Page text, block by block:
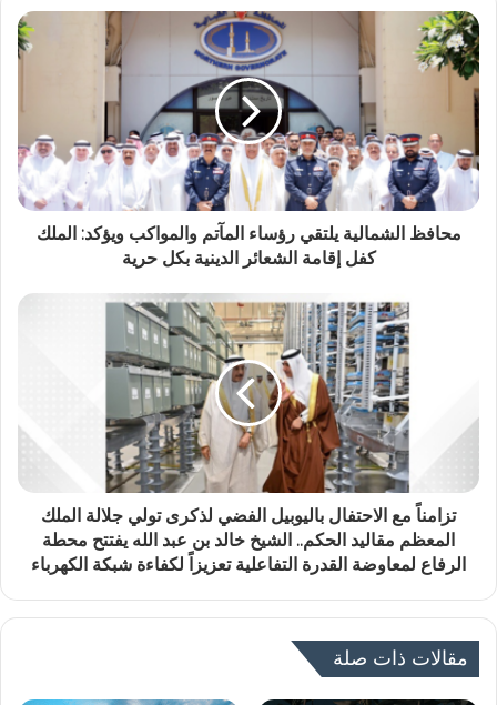
محافظ الشمالية يلتقي رؤساء المآتم والمواكب ويؤكد: الملك
كفل إقامة الشعائر الدينية بكل حرية
تزامناً مع الاحتفال باليوبيل الفضي لذكرى تولي جلالة الملك
المعظم مقاليد الحكم.. الشيخ خالد بن عبد الله يفتتح محطة
الرفاع لمعاوضة القدرة التفاعلية تعزيزاً لكفاءة شبكة الكهرباء
مقالات ذات صلة